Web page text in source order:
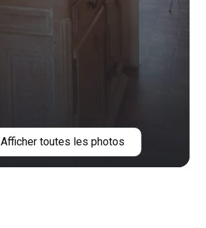
Afficher toutes les photos